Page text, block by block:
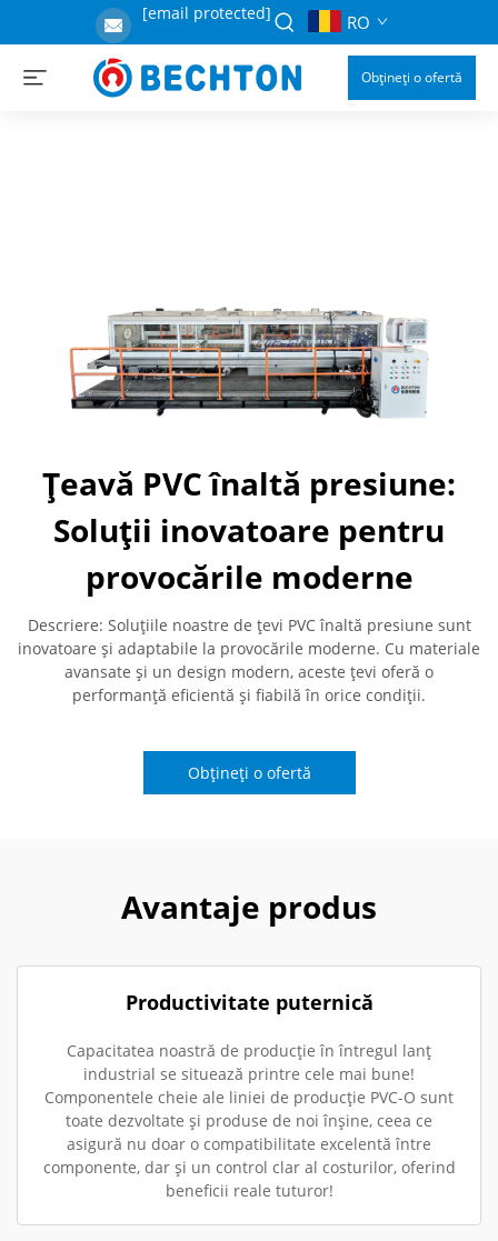
[email protected] RO
Obțineți o ofertă
Țeavă PVC înaltă presiune:
Soluții inovatoare pentru
provocările moderne
Descriere: Soluțiile noastre de țevi PVC înaltă presiune sunt
inovatoare și adaptabile la provocările moderne. Cu materiale
avansate și un design modern, aceste țevi oferă o
performanță eficientă și fiabilă în orice condiții.
Obțineți o ofertă
Avantaje produs
Productivitate puternică
Capacitatea noastră de producție în întregul lanț
industrial se situează printre cele mai bune!
Componentele cheie ale liniei de producție PVC-O sunt
toate dezvoltate și produse de noi înșine, ceea ce
asigură nu doar o compatibilitate excelentă între
componente, dar și un control clar al costurilor, oferind
beneficii reale tuturor!